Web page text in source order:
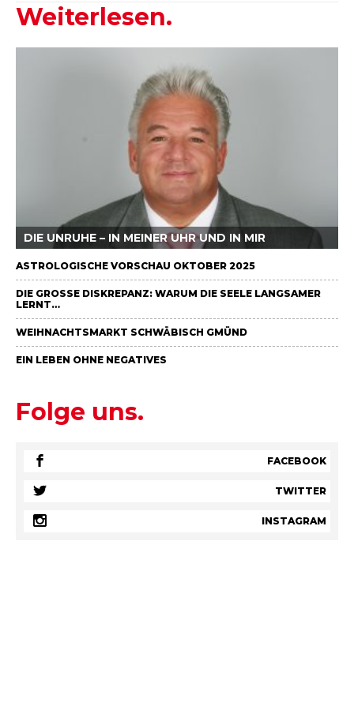
Weiterlesen.
DIE UNRUHE – IN MEINER UHR UND IN MIR
ASTROLOGISCHE VORSCHAU OKTOBER 2025
DIE GROSSE DISKREPANZ: WARUM DIE SEELE LANGSAMER L
ERNT…
WEIHNACHTSMARKT SCHWÄBISCH GMÜND
EIN LEBEN OHNE NEGATIVES
Folge uns.
FACEBOOK
TWITTER
INSTAGRAM